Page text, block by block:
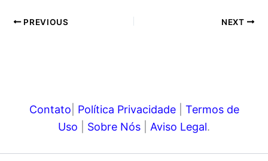
PREVIOUS NEXT
Contato Política Privacidade| Termos de
Uso
Sobre Nós Aviso Legal.